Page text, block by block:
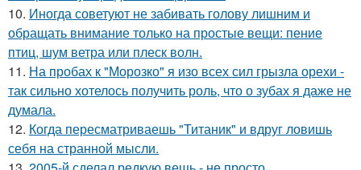
10. Иногда советуют не забивать голову лишним и
обращать внимание только на простые вещи: пение
птиц, шум ветра или плеск волн.
11. На пробах к "Морозко" я изо всех сил грызла орехи -
так сильно хотелось получить роль, что о зубах я даже не
думала.
12. Когда пересматриваешь "Титаник" и вдруг ловишь
себя на странной мысли.